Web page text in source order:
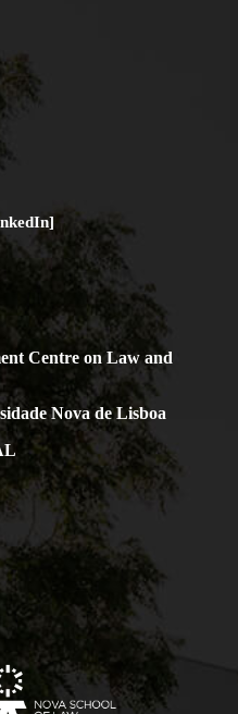
]
Centre on Law and
Nova de Lisboa